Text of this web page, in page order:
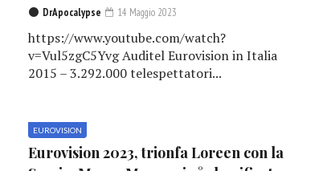
DrApocalypse 14 Maggio 2023
https://www.youtube.com/watch?
v=Vul5zgC5Yvg Auditel Eurovision in Italia
2015 – 3.292.000 telespettatori...
EUROVISION
Eurovision 2023, trionfa Loreen con la